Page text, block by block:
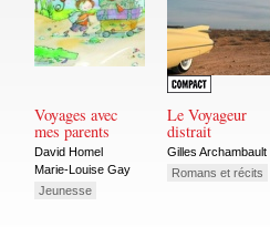
Voyages avec
mes parents
David Homel
Marie-Louise Gay
Jeunesse
Le Voyageur
distrait
Gilles Archambault
Romans et récits